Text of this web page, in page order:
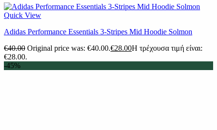
Quick View
Adidas Performance Essentials 3-Stripes Mid Hoodie Solmon
€40.00 Original price was: €40.00.€28.00Η τρέχουσα τιμή είναι:
€28.00.
-45%